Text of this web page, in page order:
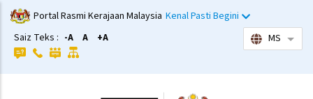
Langkau
ke
kandungan
utama
Portal Rasmi Kerajaan Malaysia Kenal Pasti Begini
Saiz Teks : -A A +A MS